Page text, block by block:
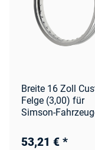
Breite 16 Zoll
Felge (3,00) für
Simson-
53,21 € *